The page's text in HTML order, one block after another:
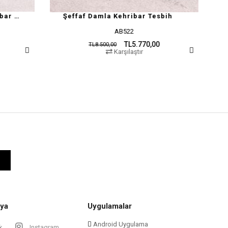
Tesbih
TL25.000,00
Uygulamalar
Android Uygulama